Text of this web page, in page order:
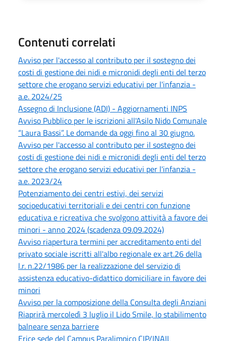
Contenuti correlati
Avviso per l'accesso al contributo per il sostegno dei
costi di gestione dei nidi e micronidi degli enti del terzo
settore che erogano servizi educativi per l'infanzia -
a.e. 2024/25
Assegno di Inclusione (ADI) - Aggiornamenti INPS
Avviso Pubblico per le iscrizioni all'Asilo Nido Comunale
“Laura Bassi”. Le domande da oggi fino al 30 giugno.
Avviso per l'accesso al contributo per il sostegno dei
costi di gestione dei nidi e micronidi degli enti del terzo
settore che erogano servizi educativi per l'infanzia -
a.e. 2023/24
Potenziamento dei centri estivi, dei servizi
socioeducativi territoriali e dei centri con funzione
educativa e ricreativa che svolgono attività a favore dei
minori - anno 2024 (scadenza 09.09.2024)
Avviso riapertura termini per accreditamento enti del
privato sociale iscritti all'albo regionale ex art.26 della
l.r. n.22/1986 per la realizzazione del servizio di
assistenza educativo-didattico domiciliare in favore dei
minori
Avviso per la composizione della Consulta degli Anziani
Riaprirà mercoledì 3 luglio il Lido Smile, lo stabilimento
balneare senza barriere
Erice sede del Campus Paralimpico CIP/INAIL